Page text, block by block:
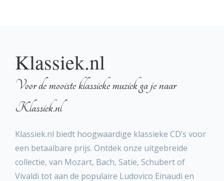
Klassiek.nl
Voor de mooiste klassieke muziek ga je naar
Klassiek.nl
Klassiek.nl biedt hoogwaardige klassieke CD’s voor
een betaalbare prijs. Ontdek onze uitgebreide
collectie, van Mozart, Bach, Satie, Schubert of
Vivaldi tot aan de populaire Ludovico Einaudi en